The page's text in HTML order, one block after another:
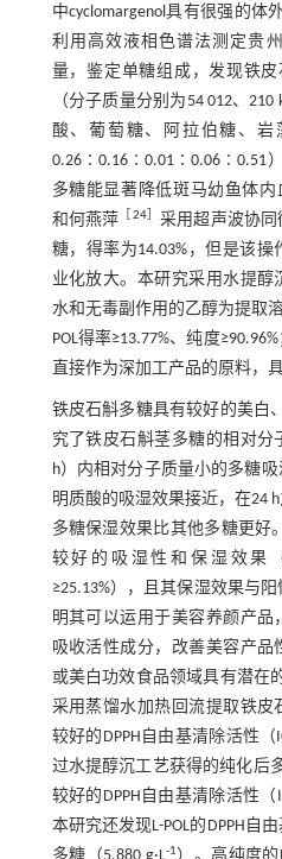
中cyclomargenol具有很强的体
利用高效液相色谱法测定贵
量，鉴定单糖组成，发现铁
（分子质量分别为54 012、
酸、葡萄糖、阿拉伯糖、
0.26∶0.16∶0.01∶0.06∶0.51
多糖能显著降低斑马幼鱼体内
和何燕萍
24］ 采用超声波协
糖，得率为14.03%，但是该
业化放大。本研究采用水提醇
水和无毒副作用的乙醇为提取
POL得率≥13.77%、纯度
直接作为深加工产品的原料，
铁皮石斛多糖具有较好的美白
究了铁皮石斛茎多糖的相对分
h）内相对分子质量小的多糖
明质酸的吸湿效果接近，在24
多糖保湿效果比其他多糖更好
较好的吸湿性和保湿效果
≥25.13%），且其保湿效果与
明其可以运用于美容养颜产品
吸收活性成分，改善美容产品
或美白功效食品领域具有潜在
采用蒸馏水加热回流提取铁皮
较好的DPPH自由基清除活性（
过水提醇沉工艺获得的纯化后
较好的DPPH自由基清除活性（
本研究还发现L-POL的DPPH自
-1